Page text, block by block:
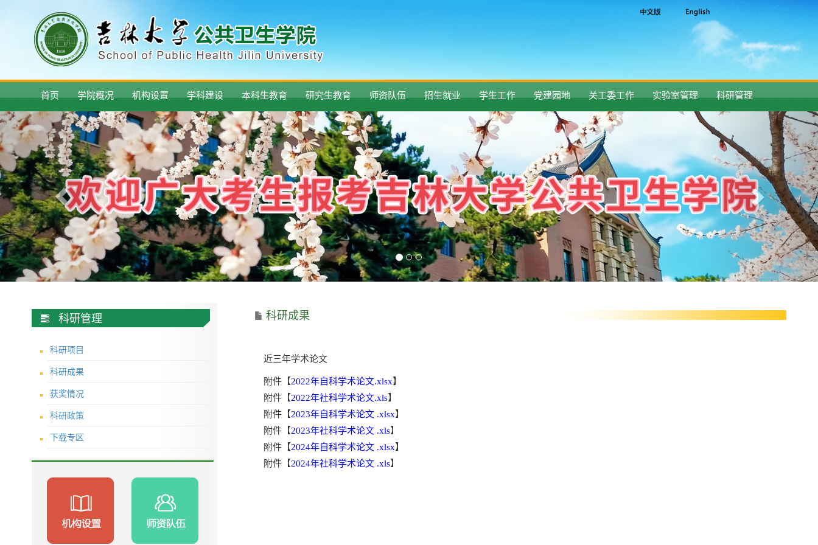
首页 学院概况 机构设置 学科建设 本科生教育 研究生教育 师资队伍 招生就业 学生工作 党建园地 关工委工作 实验室管理 科研管理
科研管理
科研项目
科研成果
获奖情况
科研政策
下载专区
科研成果
近三年学术论文
附件【2022年自科学术论文.xlsx】
附件【2022年社科学术论文.xls】
附件【2023年自科学术论文 .xlsx】
附件【2023年社科学术论文 .xls】
附件【2024年自科学术论文 .xlsx】
附件【2024年社科学术论文 .xls】